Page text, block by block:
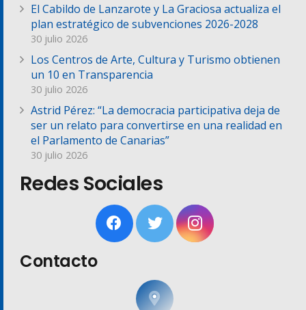
El Cabildo de Lanzarote y La Graciosa actualiza el
plan estratégico de subvenciones 2026-2028
30 julio 2026
Los Centros de Arte, Cultura y Turismo obtienen
un 10 en Transparencia
30 julio 2026
Astrid Pérez: “La democracia participativa deja de
ser un relato para convertirse en una realidad en
el Parlamento de Canarias”
30 julio 2026
Redes Sociales
Contacto